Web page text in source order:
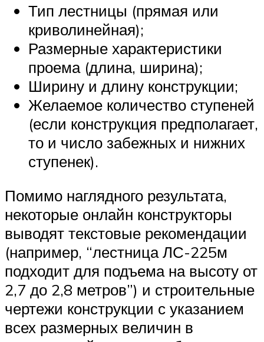
Тип лестницы (прямая или
криволинейная);
Размерные характеристики
проема (длина, ширина);
Ширину и длину конструкции;
Желаемое количество ступеней
(если конструкция предполагает,
то и число забежных и нижних
ступенек).
Помимо наглядного результата,
некоторые онлайн конструкторы
выводят текстовые рекомендации
(например, “лестница ЛС-225м
подходит для подъема на высоту от
2,7 до 2,8 метров”) и строительные
чертежи конструкции с указанием
всех размерных величин в